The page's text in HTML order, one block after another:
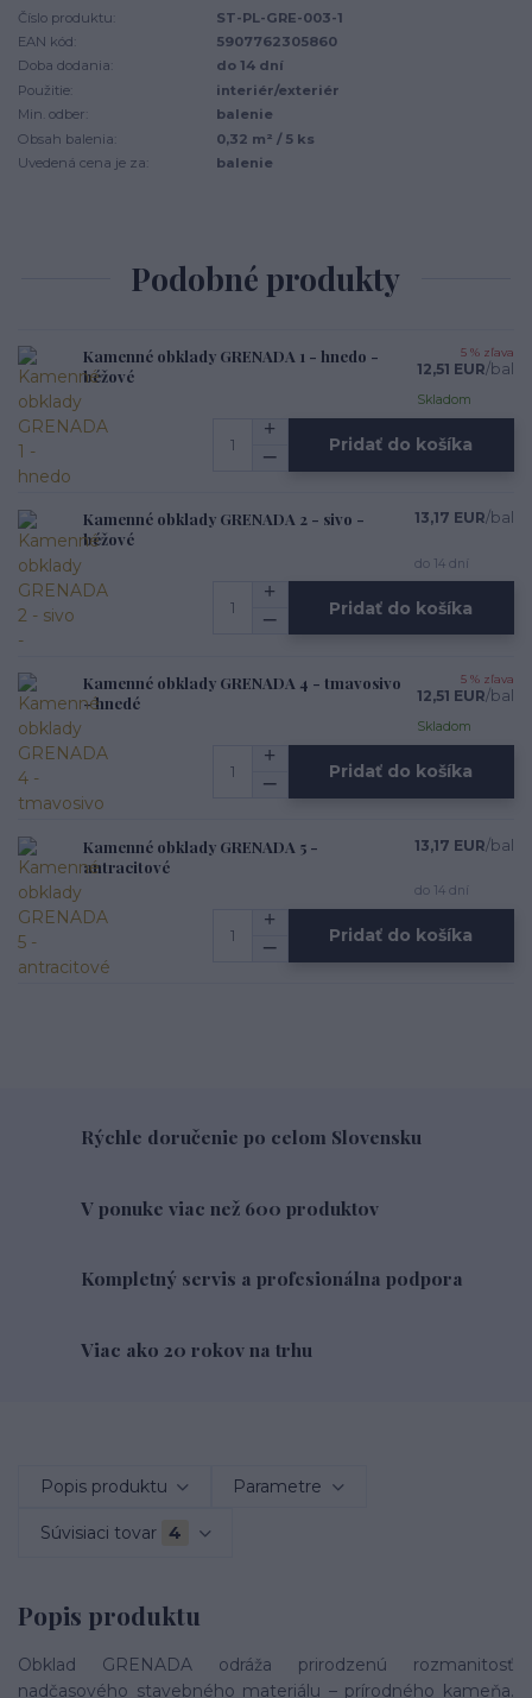
Číslo produktu:
ST-PL-GRE-003-1
EAN kód:
5907762305860
Doba dodania:
do 14 dní
Použitie:
interiér/exteriér
Min. odber:
balenie
Obsah balenia:
0,32 m² / 5 ks
Uvedená cena je za:
balenie
Podobné produkty
Kamenné obklady GRENADA 1 - hnedo -
béžové
5 % zľava
12,51 EUR/bal
Skladom
Pridať do košíka
Kamenné obklady GRENADA 2 - sivo -
béžové
13,17 EUR/bal
do 14 dní
Pridať do košíka
Kamenné obklady GRENADA 4 - tmavosivo
- hnedé
5 % zľava
12,51 EUR/bal
Skladom
Pridať do košíka
Kamenné obklady GRENADA 5 -
antracitové
13,17 EUR/bal
do 14 dní
Pridať do košíka
Rýchle doručenie po celom Slovensku
V ponuke viac než 600 produktov
Kompletný servis a profesionálna podpora
Viac ako 20 rokov na trhu
Popis produktu Parametre
Súvisiaci tovar 4
Popis produktu
Obklad GRENADA odráža prirodzenú rozmanitosť
nadčasového stavebného materiálu – prírodného kameňa.